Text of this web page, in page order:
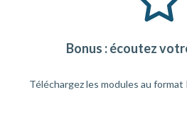
Bonus : écoutez
Téléchargez les modules au format